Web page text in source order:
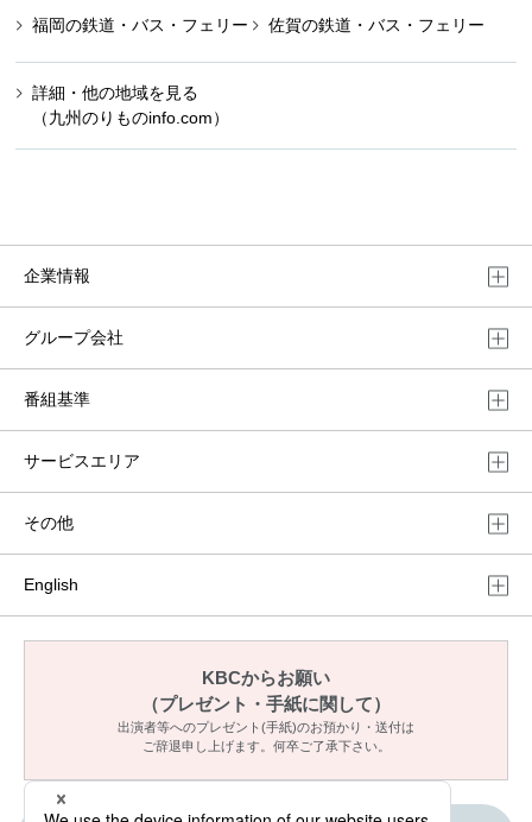
福岡の鉄道・バス・フェリー
佐賀の鉄道・バス・フェリー
詳細・他の地域を見る
（九州のりものinfo.com）
企業情報
グループ会社
番組基準
サービスエリア
その他
English
KBCからお願い
（プレゼント・手紙に関して）
出演者等へのプレゼント(手紙)のお預かり・送付は
ご辞退申し上げます。何卒ご了承下さい。